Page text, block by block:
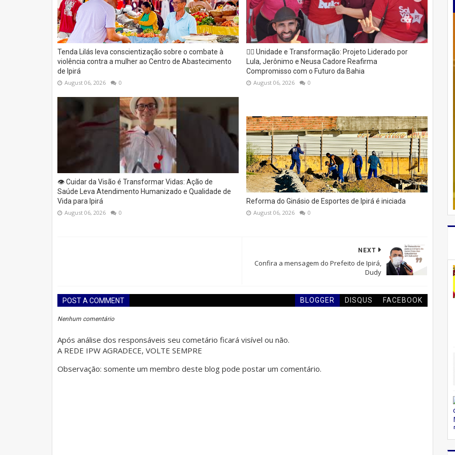
Tenda Lilás leva conscientização sobre o combate à
violência contra a mulher ao Centro de Abastecimento
de Ipirá
August 06, 2026 0
✊🏽 Unidade e Transformação: Projeto Liderado por
Lula, Jerônimo e Neusa Cadore Reafirma
Compromisso com o Futuro da Bahia
August 06, 2026 0
👁️ Cuidar da Visão é Transformar Vidas: Ação de
Saúde Leva Atendimento Humanizado e Qualidade de
Vida para Ipirá
August 06, 2026 0
Reforma do Ginásio de Esportes de Ipirá é iniciada
August 06, 2026 0
NEXT
Confira a mensagem do Prefeito de Ipirá,
Dudy
POST A COMMENT BLOGGER DISQUS FACEBOOK
Nenhum comentário
Após análise dos responsáveis seu cometário ficará visível ou não.
A REDE IPW AGRADECE, VOLTE SEMPRE
Observação: somente um membro deste blog pode postar um comentário.